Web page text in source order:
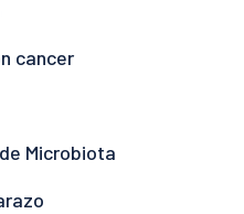
cancer
Microbiota